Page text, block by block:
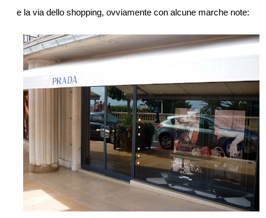
e la via dello shopping, ovviamente con alcune marche note: